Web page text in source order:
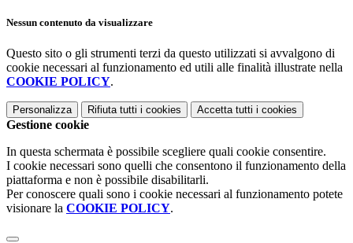
Nessun contenuto da visualizzare
Questo sito o gli strumenti terzi da questo utilizzati si avvalgono di
cookie necessari al funzionamento ed utili alle finalità illustrate nella
COOKIE POLICY.
Personalizza Rifiuta tutti i cookies Accetta tutti i cookies
Gestione cookie
In questa schermata è possibile scegliere quali cookie consentire.
I cookie necessari sono quelli che consentono il funzionamento della
piattaforma e non è possibile disabilitarli.
Per conoscere quali sono i cookie necessari al funzionamento potete
visionare la COOKIE POLICY.